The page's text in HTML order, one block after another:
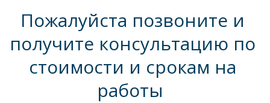
Пожалуйста позвоните и
получите консультацию по
стоимости и срокам на
работы